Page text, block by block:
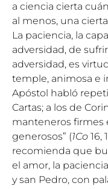
a ciencia cierta
al menos, una
La paciencia, la
adversidad, de
adversidad, es
temple, animosa e
Apóstol habló
Cartas; a los de
manteneros firmes
generosos” (1Co 16,
recomienda que
el amor, la
y san Pedro, con